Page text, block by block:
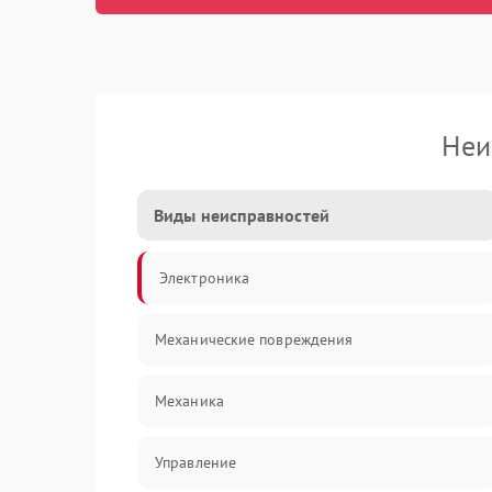
Виды неисправностей
Электроника
Механические повреждения
Механика
Управление